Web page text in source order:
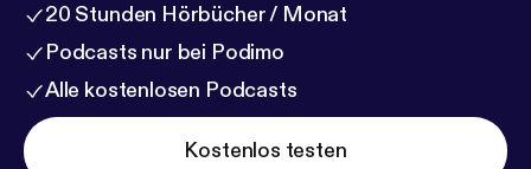
20 Stunden Hörbücher / Monat
Podcasts nur bei Podimo
Alle kostenlosen Podcasts
Kostenlos testen